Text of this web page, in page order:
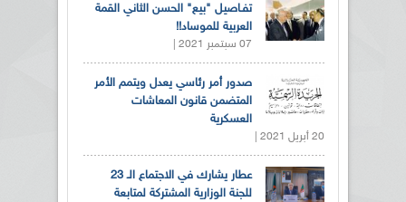
تفـاصيل "بيع" الحسن الثاني القمة
العربية للموساد!!
07 سبتمبر 2021 |
صدور أمر رئاسي يعدل ويتمم الأمر
المتضمن قانون المعاشات
العسكرية
20 أبريل 2021 |
عطار يشارك في الاجتماع الـ 23
للجنة الوزارية المشتركة لمتابعة